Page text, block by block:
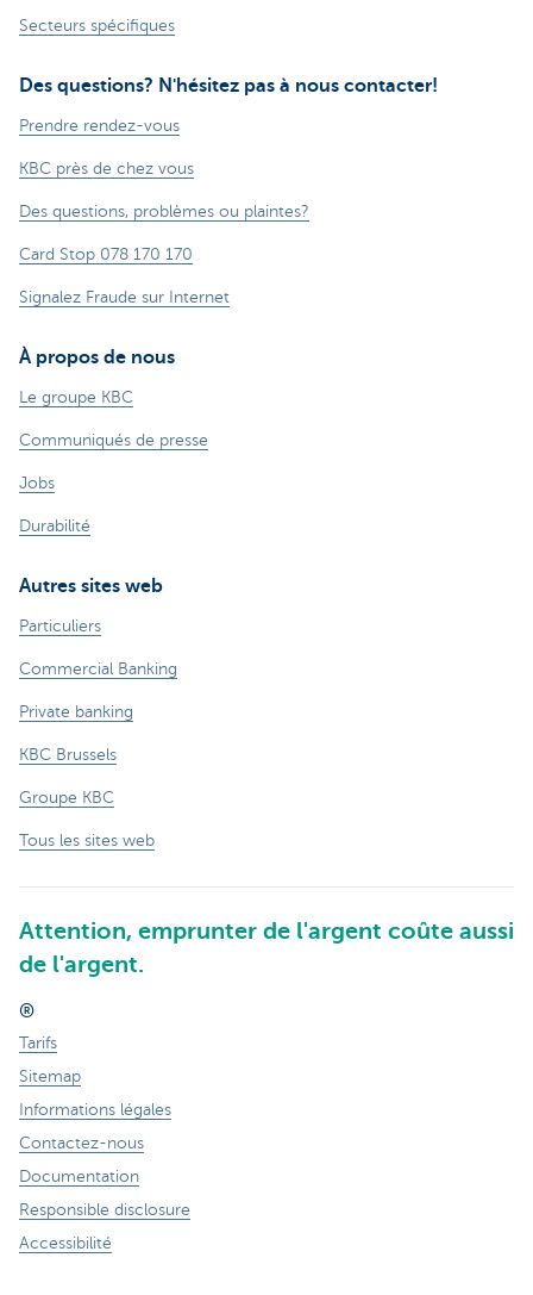
Secteurs spécifiques
Des questions? N'hésitez pas à nous contacter!
Prendre rendez-vous
KBC près de chez vous
Des questions, problèmes ou plaintes?
Card Stop 078 170 170
Signalez Fraude sur Internet
À propos de nous
Le groupe KBC
Communiqués de presse
Jobs
Durabilité
Autres sites web
Particuliers
Commercial Banking
Private banking
KBC Brussels
Groupe KBC
Tous les sites web
Attention, emprunter de l'argent coûte aussi
de l'argent.
®
Tarifs
Sitemap
Informations légales
Contactez-nous
Documentation
Responsible disclosure
Accessibilité